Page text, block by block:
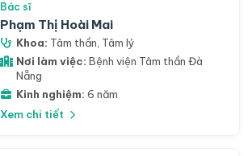
Bác sĩ
Phạm Thị Hoài Mai
Khoa: Tâm thần, Tâm lý
Nơi làm việc: Bệnh viện Tâm thần Đà
Nẵng
Kinh nghiệm: 6 năm
Xem chi tiết